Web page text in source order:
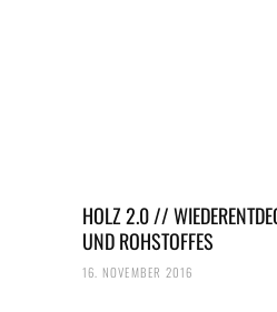
HOLZ 2.0 //
UND ROHSTOFFES
16. NOVEMBER 2016